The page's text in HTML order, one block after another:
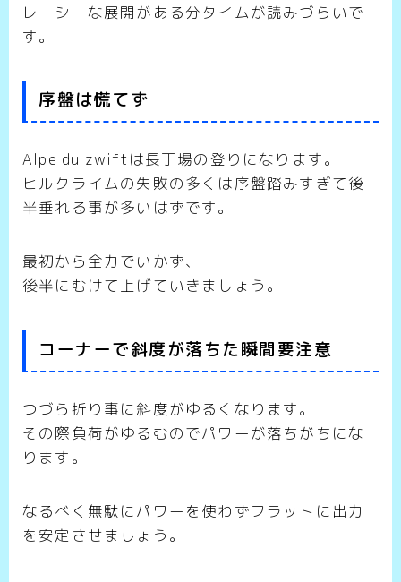
レーシーな展開がある分タイムが読みづらいで
す。
序盤は慌てず
Alpe du zwiftは長丁場の登りになります。
ヒルクライムの失敗の多くは序盤踏みすぎて後
半垂れる事が多いはずです。
最初から全力でいかず、
後半にむけて上げていきましょう。
コーナーで斜度が落ちた瞬間要注意
つづら折り事に斜度がゆるくなります。
その際負荷がゆるむのでパワーが落ちがちにな
ります。
なるべく無駄にパワーを使わずフラットに出力
を安定させましょう。